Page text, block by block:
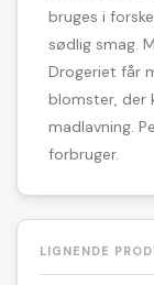
bruges i
sødlig smag.
Drogeriet får
blomster, der
madlavning.
forbruger.
LIGNENDE